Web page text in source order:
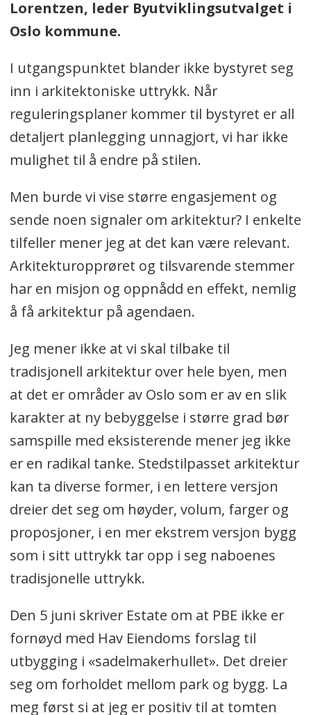
Lorentzen, leder Byutviklingsutvalget i
Oslo kommune.
I utgangspunktet blander ikke bystyret seg
inn i arkitektoniske uttrykk. Når
reguleringsplaner kommer til bystyret er all
detaljert planlegging unnagjort, vi har ikke
mulighet til å endre på stilen.
Men burde vi vise større engasjement og
sende noen signaler om arkitektur? I enkelte
tilfeller mener jeg at det kan være relevant.
Arkitekturopprøret og tilsvarende stemmer
har en misjon og oppnådd en effekt, nemlig
å få arkitektur på agendaen.
Jeg mener ikke at vi skal tilbake til
tradisjonell arkitektur over hele byen, men
at det er områder av Oslo som er av en slik
karakter at ny bebyggelse i større grad bør
samspille med eksisterende mener jeg ikke
er en radikal tanke. Stedstilpasset arkitektur
kan ta diverse former, i en lettere versjon
dreier det seg om høyder, volum, farger og
proposjoner, i en mer ekstrem versjon bygg
som i sitt uttrykk tar opp i seg naboenes
tradisjonelle uttrykk.
Den 5 juni skriver Estate om at PBE ikke er
fornøyd med Hav Eiendoms forslag til
utbygging i «sadelmakerhullet». Det dreier
seg om forholdet mellom park og bygg. La
meg først si at jeg er positiv til at tomten